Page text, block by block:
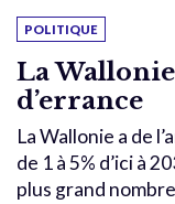
POLITIQUE
La
d’errance
La Wallonie a de
de 1 à 5% d’ici à
plus grand